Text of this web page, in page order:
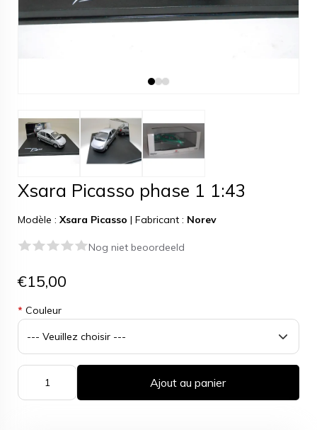
Xsara Picasso phase 1 1:43
Modèle : Xsara Picasso | Fabricant : Norev
Nog niet beoordeeld
€15,00
* Couleur
Ajout au panier